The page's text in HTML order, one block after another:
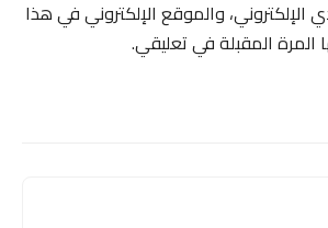
والموقع الإلكتروني في هذا
المقبلة في تعليقي.